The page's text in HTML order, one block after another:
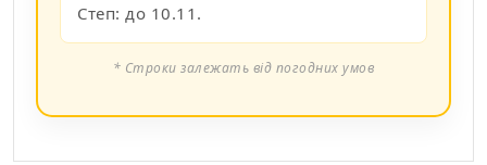
Степ: до 10.11.
* Строки залежать від погодних умов